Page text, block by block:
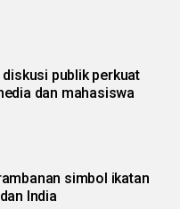
publik perkuat
dan mahasiswa
simbol ikatan
India